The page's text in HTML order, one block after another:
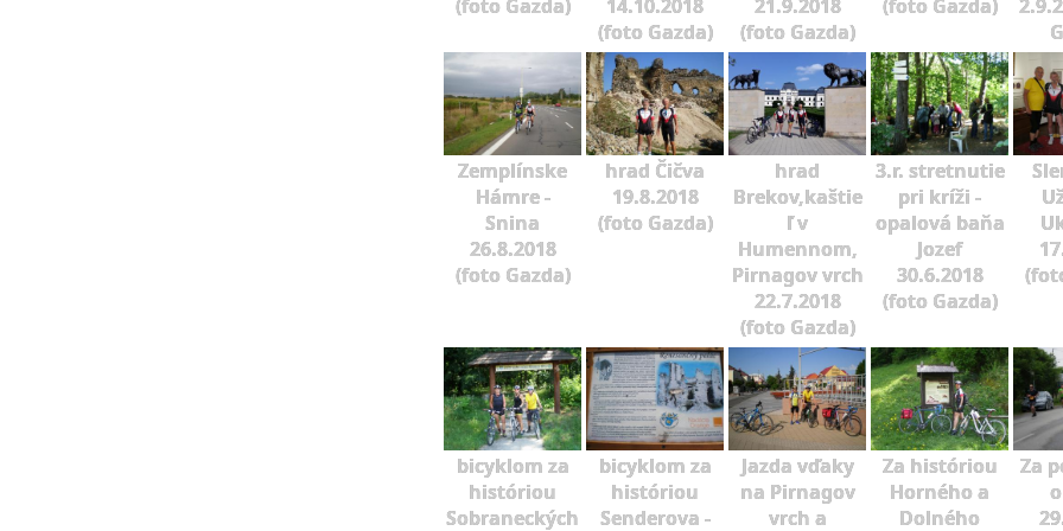
(foto Gazda)
14.10.2018
(foto Gazda)
21.9.2018
(foto Gazda)
(foto Gazda)
Zemplínske
Hámre -
Snina
26.8.2018
(foto Gazda)
hrad Čičva
19.8.2018
(foto Gazda)
hrad
Brekov,kaštie
ľ v
Humennom,
Pirnagov vrch
22.7.2018
(foto Gazda)
3.r. stretnutie
pri kríži -
opalová baňa
Jozef
30.6.2018
(foto Gazda)
bicyklom za
históriou
Sobraneckých
bicyklom za
históriou
Senderova -
Jazda vďaky
na Pirnagov
vrch a
Za históriou
Horného a
Dolného
Za